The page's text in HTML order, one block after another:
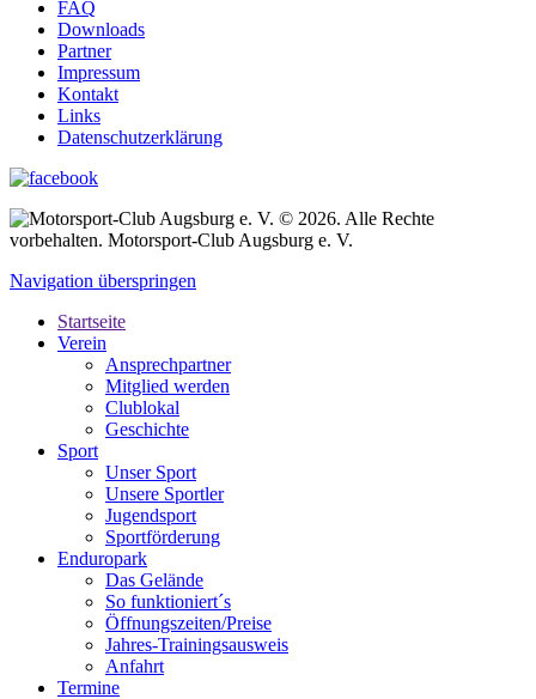
FAQ
Downloads
Partner
Impressum
Kontakt
Links
Datenschutzerklärung
© 2026. Alle Rechte
vorbehalten. Motorsport-Club Augsburg e. V.
Navigation überspringen
Startseite
Verein
Ansprechpartner
Mitglied werden
Clublokal
Geschichte
Sport
Unser Sport
Unsere Sportler
Jugendsport
Sportförderung
Enduropark
Das Gelände
So funktioniert´s
Öffnungszeiten/Preise
Jahres-Trainingsausweis
Anfahrt
Termine